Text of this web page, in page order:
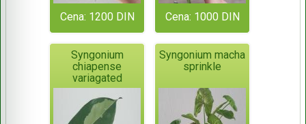
Cena: 1200 DIN Cena: 1000 DIN
Syngonium
chiapense
variagated
Syngonium macha
sprinkle